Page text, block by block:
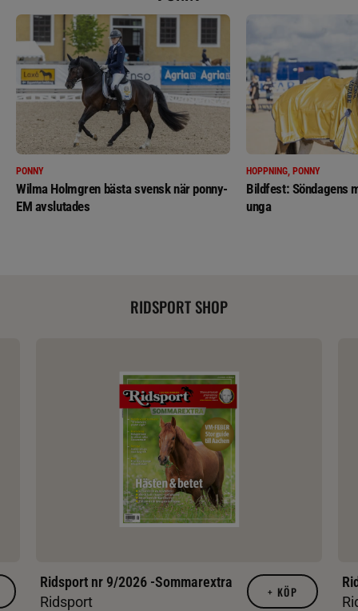
PONNY
Wilma Holmgren bästa svensk när ponny-
EM avslutades
HOPPNING, PONNY
Bildfest: Söndagens
unga
RIDSPORT SHOP
Ridsport nr 9/2026 -Sommarextra
Ridsport
+ KÖP